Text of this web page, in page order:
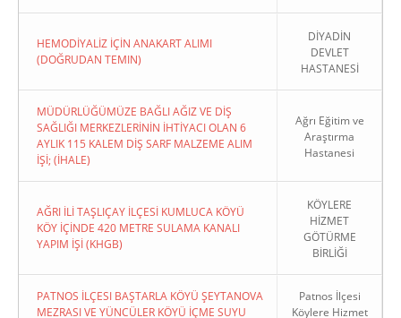
HEMODİYALİZ İÇİN ANAKART ALIMI
(DOĞRUDAN TEMIN)
DİYADİN
DEVLET
HASTANESİ
MÜDÜRLÜĞÜMÜZE BAĞLI AĞIZ VE DİŞ
SAĞLIĞI MERKEZLERİNİN İHTİYACI OLAN 6
AYLIK 115 KALEM DİŞ SARF MALZEME ALIM
İŞİ; (İHALE)
Ağrı Eğitim ve
Araştırma
Hastanesi
AĞRI İLİ TAŞLIÇAY İLÇESİ KUMLUCA KÖYÜ
KÖY İÇİNDE 420 METRE SULAMA KANALI
YAPIM İŞİ (KHGB)
KÖYLERE
HİZMET
GÖTÜRME
BİRLİĞİ
PATNOS İLÇESI BAŞTARLA KÖYÜ ŞEYTANOVA
MEZRASI VE YÜNCÜLER KÖYÜ İÇME SUYU
Patnos İlçesi
Köylere Hizmet